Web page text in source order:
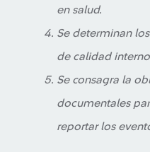
en salud.
Se determinan
de calidad
Se consagra la
documentales
reportar los